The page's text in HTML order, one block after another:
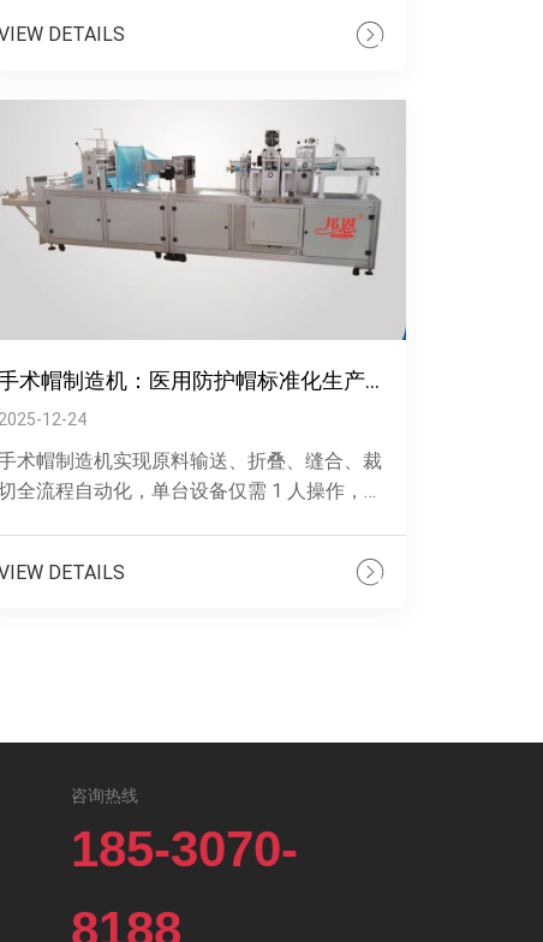
不...... DETAILS
手术帽制造机：医用防护帽标准化生产之选
2025-12-24
术帽制造机实现原料输送、折叠、缝合、裁
全流程自动化，单台设备仅需 1 人操作，日
DETAILS
咨询热线
185-3070-
8188